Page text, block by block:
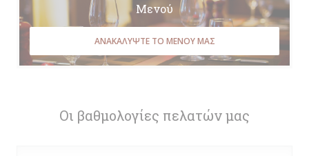
Οι βαθμολογίες πελατών μας
Μενού
ΑΝΑΚΑΛΎΨΤΕ ΤΟ ΜΕΝΟΎ ΜΑΣ